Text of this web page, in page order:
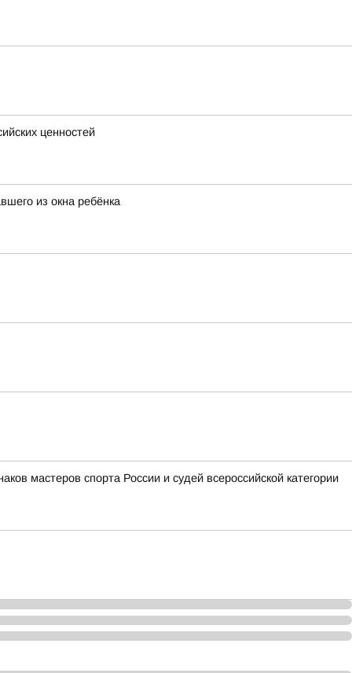
ценностей
из окна ребёнка
мастеров спорта России и судей всероссийской категории